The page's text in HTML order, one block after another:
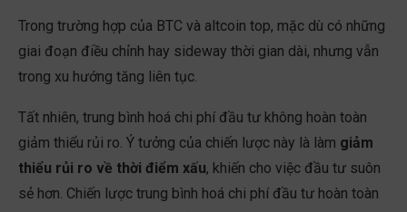
Trong trường hợp của BTC và altcoin top, mặc dù có những
giai đoạn điều chỉnh hay sideway thời gian dài, nhưng vẫn
trong xu hướng tăng liên tục.
Tất nhiên, trung bình hoá chi phí đầu tư không hoàn toàn
giảm thiểu rủi ro. Ý tưởng của chiến lược này là làm giảm
thiểu rủi ro về thời điểm xấu, khiến cho việc đầu tư suôn
sẻ hơn. Chiến lược trung bình hoá chi phí đầu tư hoàn toàn